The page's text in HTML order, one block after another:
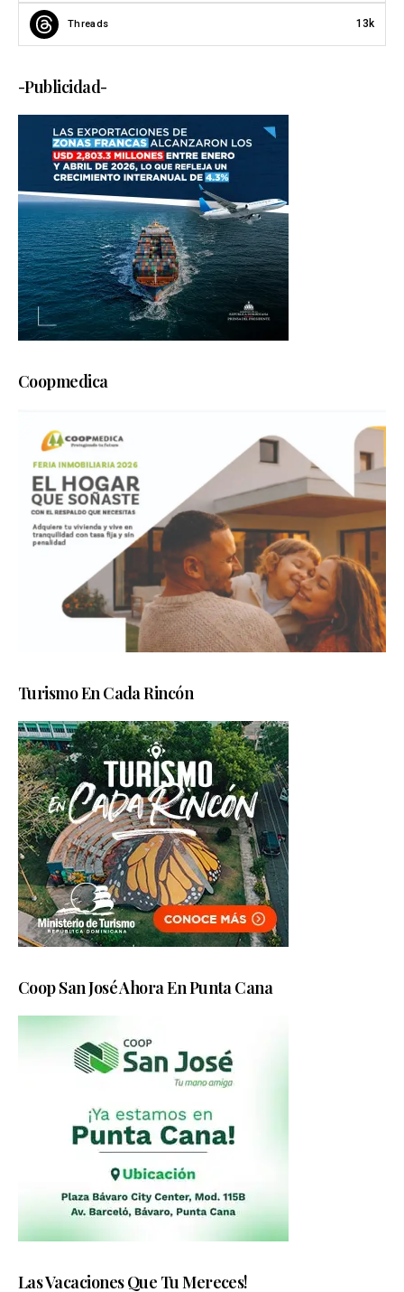
Threads 13k
-Publicidad-
Coopmedica
Turismo En Cada Rincón
Coop San José Ahora En Punta Cana
Las Vacaciones Que Tu Mereces!